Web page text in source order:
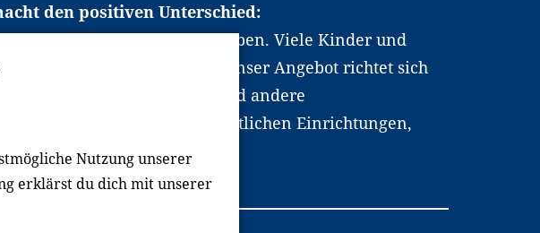
den positiven Unterschied:
einem erfolgreichen Berufsleben. Viele Kinder und
Schwierigkeiten dabei. Unser Angebot richtet sich
Lehrer*innen und andere
mit Ministerien, wissenschaftlichen Einrichtungen,
zusammen.
Nutzung unserer
erklärst du dich mit unserer